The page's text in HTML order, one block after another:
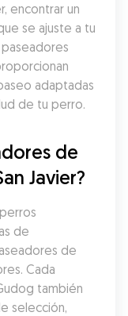
encontrar un
se ajuste a tu
adaptadas
de tu perro.
de
Javier?
de
de
Cada
también
selección,